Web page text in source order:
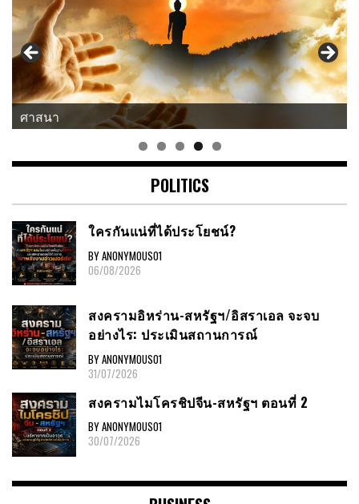
ศาสนา
POLITICS
ใครกันแน่ที่ได้ประโยชน์?
BY ANONYMOUS01
06/08/2026
สงครามอิหร่าน-สหรัฐฯ/อิสราเอล จะจบ
อย่างไร: ประเมินสถานการณ์
BY ANONYMOUS01
31/07/2026
สงครามไมโครชิปจีน-สหรัฐฯ ตอนที่ 2
BY ANONYMOUS01
30/07/2026